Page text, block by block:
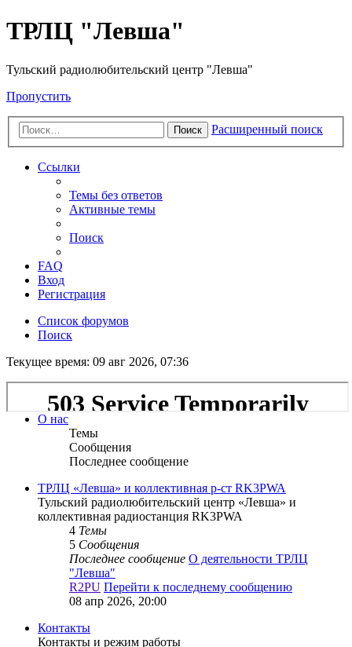
ТРЛЦ "Левша"
Тульский радиолюбительский центр "Левша"
Пропустить
Поиск Расширенный поиск
Ссылки
Темы без ответов
Активные темы
Поиск
FAQ
Вход
Регистрация
Список форумов
Поиск
Текущее время: 09 авг 2026, 07:36
О нас
Темы
Сообщения
Последнее сообщение
ТРЛЦ «Левша» и коллективная р-ст RK3PWA
Тульский радиолюбительский центр «Левша» и
коллективная радиостанция RK3PWA
4 Темы
5 Сообщения
Последнее сообщение О деятельности ТРЛЦ
"Левша"
R2PU Перейти к последнему сообщению
08 апр 2026, 20:00
Контакты
Контакты и режим работы